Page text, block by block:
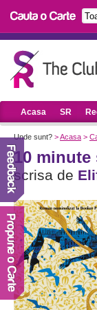
Acasa SR
Unde sunt? >Acasa >
10 minute
scrisa de